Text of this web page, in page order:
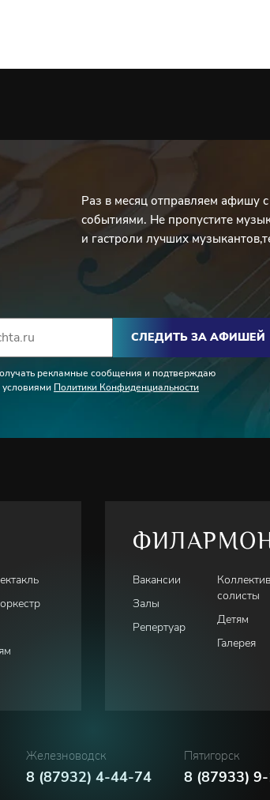
Раз в месяц отправляем афишу
событиями. Не пропустите
и гастроли лучших
СЛЕДИТЬ ЗА АФИШЕЙ
рекламные сообщения и подтверждаю
Политики Конфиденциальности
Вакансии
Залы
Репертуар
солисты
Детям
Галерея
Железноводск
8 (87932) 4-44-74
Пятигорск
8 (87933)